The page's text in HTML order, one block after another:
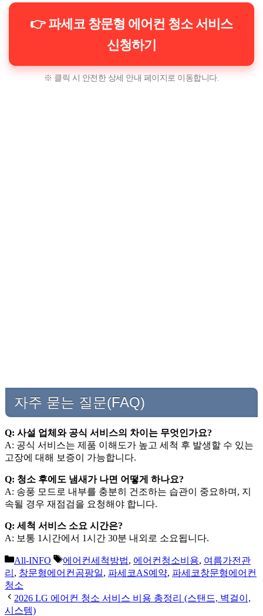
👉 파세코 창문형 에어컨 청소 서비스
신청하기
※ 클릭 시 안전한 상세 안내 페이지로 이동합니다.
자주 묻는 질문(FAQ)
Q: 사설 업체와 공식 서비스의 차이는 무엇인가요?
A: 공식 서비스는 제품 이해도가 높고 세척 후 발생할 수 있는
고장에 대해 보증이 가능합니다.
Q: 청소 후에도 냄새가 나면 어떻게 하나요?
A: 송풍 모드로 내부를 충분히 건조하는 습관이 중요하며, 지
속될 경우 재점검을 요청해야 합니다.
Q: 세척 서비스 소요 시간은?
A: 보통 1시간에서 1시간 30분 내외로 소요됩니다.
카
테
고
리
All-INFO
태
그
에어컨세척방법, 에어컨청소비용, 여름가전관
리 , 창문형에어컨곰팡일, 파세코AS예약, 파세코창문형에어컨
청소
2026 LG 에어컨 청소 서비스 비용 총정리 (스탠드, 벽걸이,
시스템)